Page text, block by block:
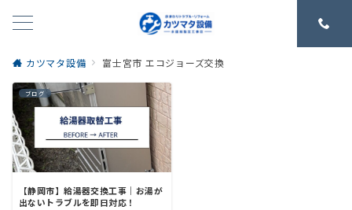
カツマタ設備 富士宮市 エコジョーズ交換
ブログ
【静岡市】給湯器交換工事｜お湯が
出ないトラブルを即日対応！